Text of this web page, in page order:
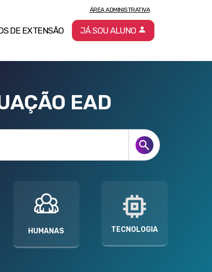
DE EXTENSÃO
ÁREA ADMINISTRATIVA
JÁ SOU ALUNO
EAD
HUMANAS TECNOLOGIA